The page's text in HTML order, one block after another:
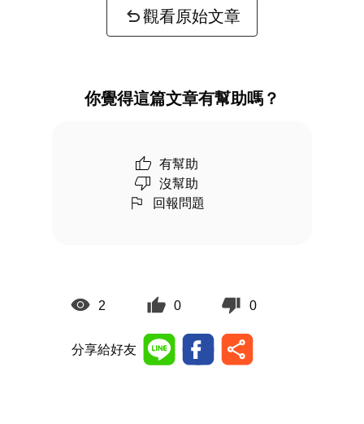
觀看原始文章
你覺得這篇文章有幫助嗎？
有幫助
沒幫助
回報問題
2 0 0
分享給好友